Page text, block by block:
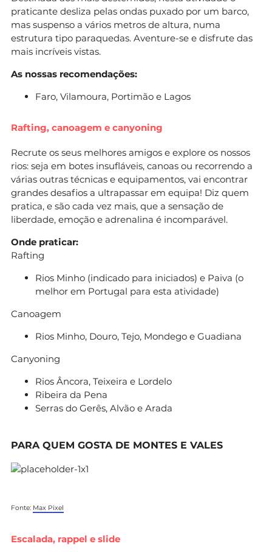
praticante desliza pelas ondas puxado por um barco,
mas suspenso a vários metros de altura, numa
estrutura tipo paraquedas. Aventure-se e disfrute das
mais incríveis vistas.
As nossas recomendações:
Faro, Vilamoura, Portimão e Lagos
Rafting, canoagem e canyoning
Recrute os seus melhores amigos e explore os nossos
rios: seja em botes insufláveis, canoas ou recorrendo a
várias outras técnicas e equipamentos, vai encontrar
grandes desafios a ultrapassar em equipa! Diz quem
pratica, e são cada vez mais, que a sensação de
liberdade, emoção e adrenalina é incomparável.
Onde praticar:
Rafting
Rios Minho (indicado para iniciados) e Paiva (o
melhor em Portugal para esta atividade)
Canoagem
Rios Minho, Douro, Tejo, Mondego e Guadiana
Canyoning
Rios Âncora, Teixeira e Lordelo
Ribeira da Pena
Serras do Gerês, Alvão e Arada
PARA QUEM GOSTA DE MONTES E VALES
Fonte: Max Pixel
Escalada, rappel e slide